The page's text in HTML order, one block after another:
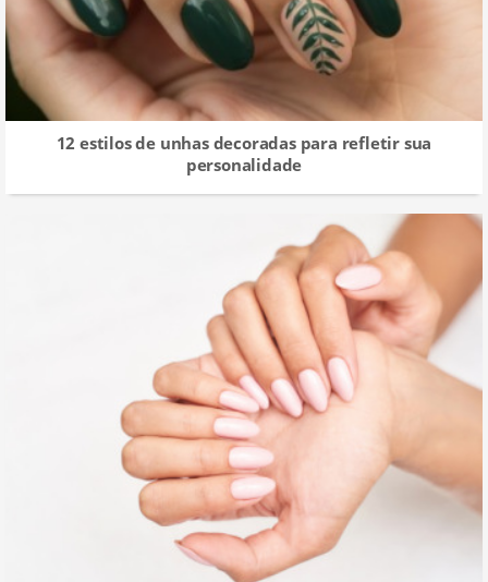
12 estilos de unhas decoradas para refletir sua
personalidade